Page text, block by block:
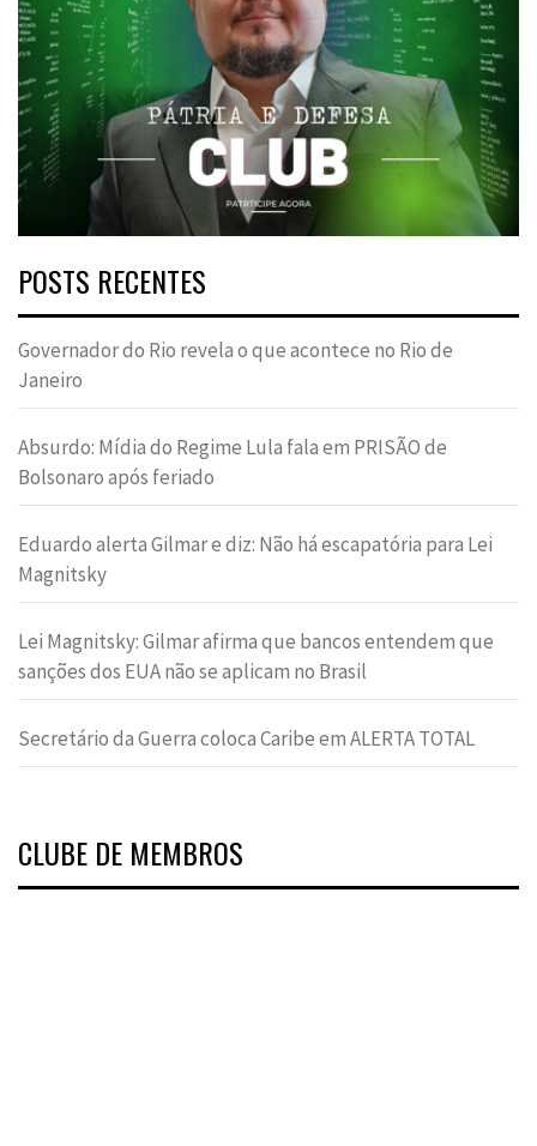
POSTS RECENTES
Governador do Rio revela o que acontece no Rio de
Janeiro
Absurdo: Mídia do Regime Lula fala em PRISÃO de
Bolsonaro após feriado
Eduardo alerta Gilmar e diz: Não há escapatória para Lei
Magnitsky
Lei Magnitsky: Gilmar afirma que bancos entendem que
sanções dos EUA não se aplicam no Brasil
Secretário da Guerra coloca Caribe em ALERTA TOTAL
CLUBE DE MEMBROS